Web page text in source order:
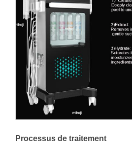
Processus de traitement